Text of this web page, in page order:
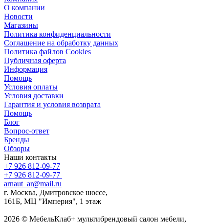
О компании
Новости
Магазины
Политика конфиденциальности
Соглашение на обработку данных
Политика файлов Cookies
Публичная оферта
Информация
Помощь
Условия оплаты
Условия доставки
Гарантия и условия возврата
Помощь
Блог
Вопрос-ответ
Бренды
Обзоры
Наши контакты
+7 926 812-09-77
+7 926 812-09-77
arnaut_ar@mail.ru
г. Москва, Дмитровское шоссе,
161Б, МЦ "Империя", 1 этаж
2026 © МебельКлаб+ мультибрендовый салон мебели,